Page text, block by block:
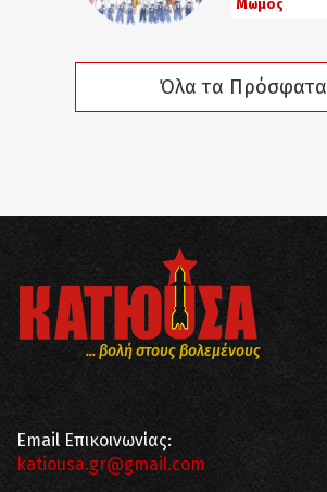
Μώμος
Όλα τα Πρόσφατα
... βολή στους βολεμένους
Email Επικοινωνίας:
katiousa.gr@gmail.com